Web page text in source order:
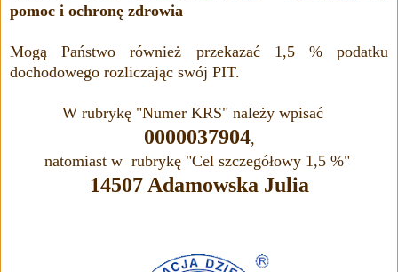
pomoc i ochronę zdrowia
Mogą Państwo również przekazać 1,5 % podatku
dochodowego rozliczając swój PIT.
W rubrykę "Numer KRS" należy wpisać
0000037904,
natomiast w rubrykę "Cel szczegółowy 1,5 %"
14507 Adamowska Julia